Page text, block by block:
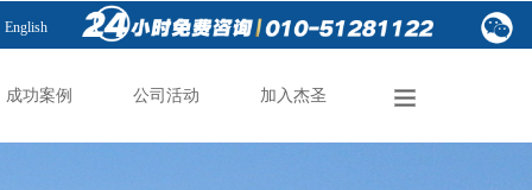
成功案例 公司活动 加入杰圣
English